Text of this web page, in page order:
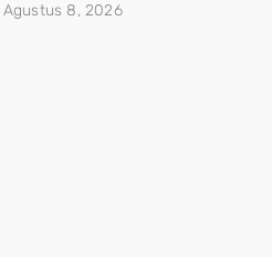
Agustus 8, 2026